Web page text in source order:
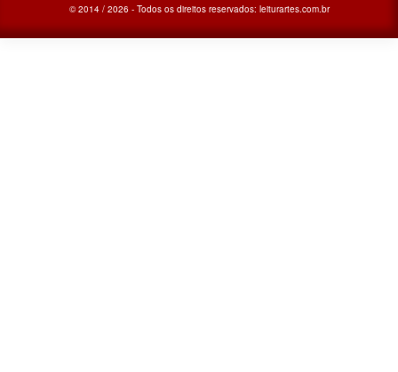
© 2014 / 2026 - Todos os direitos reservados: leiturartes.com.br